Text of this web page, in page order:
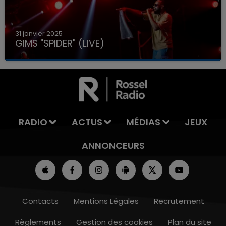
31 janvier 2025
GIMS "SPIDER" (LIVE)
RADIO ACTUS MÉDIAS
JEUX
ANNONCEURS
Contacts Mentions Légales
Recrutement
Règlements
Gestion des cookies Plan du site